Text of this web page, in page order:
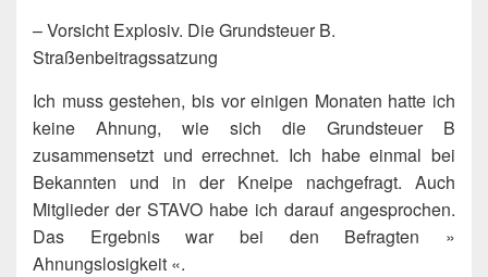
– Vorsicht Explosiv. Die Grundsteuer B.
Straßenbeitragssatzung
Ich muss gestehen, bis vor einigen Monaten hatte ich
keine Ahnung, wie sich die Grundsteuer B
zusammensetzt und errechnet. Ich habe einmal bei
Bekannten und in der Kneipe nachgefragt. Auch
Mitglieder der STAVO habe ich darauf angesprochen.
Das Ergebnis war bei den Befragten »
Ahnungslosigkeit «.